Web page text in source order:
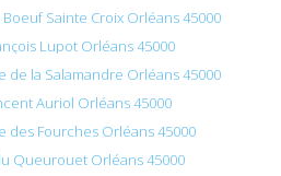
Sainte Croix Orléans 45000
Lupot Orléans 45000
de la Salamandre Orléans 45000
Auriol Orléans 45000
des Fourches Orléans 45000
Queurouet Orléans 45000